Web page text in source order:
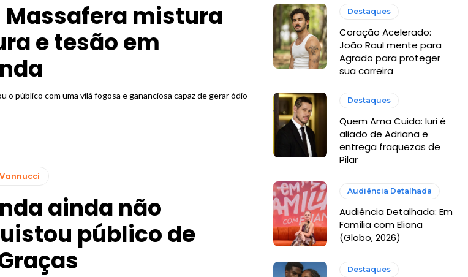
Massafera mistura
e tesão em
o público com uma vilã fogosa e gananciosa capaz de gerar ódio
ainda não
público de
Destaques
Coração Acelerado:
João Raul mente para
Agrado para proteger
sua carreira
Destaques
Quem Ama Cuida: Iuri é
aliado de Adriana e
entrega fraquezas de
Pilar
Audiência Detalhada
Audiência Detalhada: Em
Família com Eliana
(Globo, 2026)
Destaques